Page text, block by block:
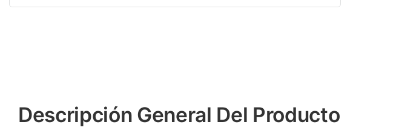
Descripción General Del Producto